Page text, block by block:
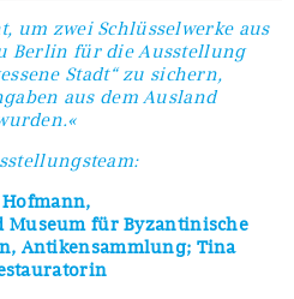
um zwei Schlüsselwerke aus
Berlin für die Ausstellung
Stadt“ zu sichern,
aus dem Ausland
für Byzantinische
Antikensammlung; Tina